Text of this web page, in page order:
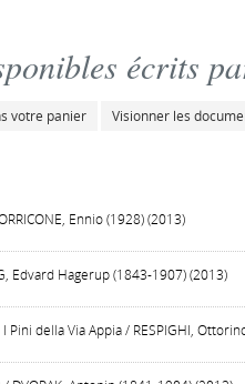
écrits
votre panier
Visionner les
Ennio (1928) (2013)
Edvard Hagerup (1843-1907) (2013)
Pini della Via Appia / RESPIGHI,